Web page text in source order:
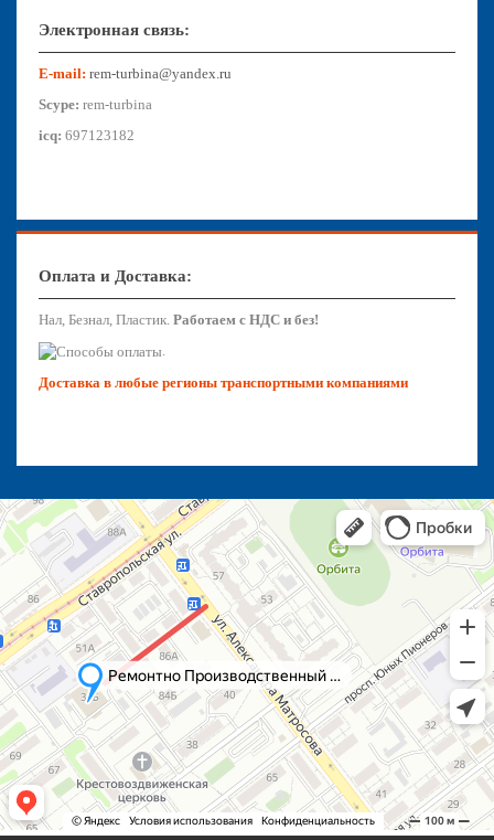
Электронная связь:
E-mail: rem-turbina@yandex.ru
Scype: rem-turbina
icq: 697123182
Оплата и Доставка:
Нал, Безнал, Пластик. Работаем с НДС и без!
.
Доставка в любые регионы транспортными компаниями